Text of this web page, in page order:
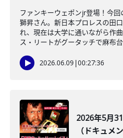
ファンキーウェポンjr登場！今
獅昇さん。新日本プロレスの田
れ、現在は大学に通いながら作
ス・リートがグータッチで麻布
2026.06.09 |00:27:36
2026年5月
（ドキュメ